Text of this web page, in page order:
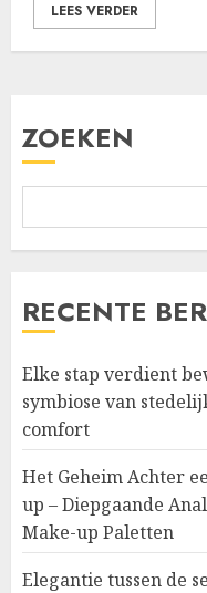
LEES VERDER
ZOEKEN
RECENTE
Elke stap verdient
symbiose van
comfort
Het Geheim Achter
up – Diepgaande
Make-up Paletten
Elegantie tussen de